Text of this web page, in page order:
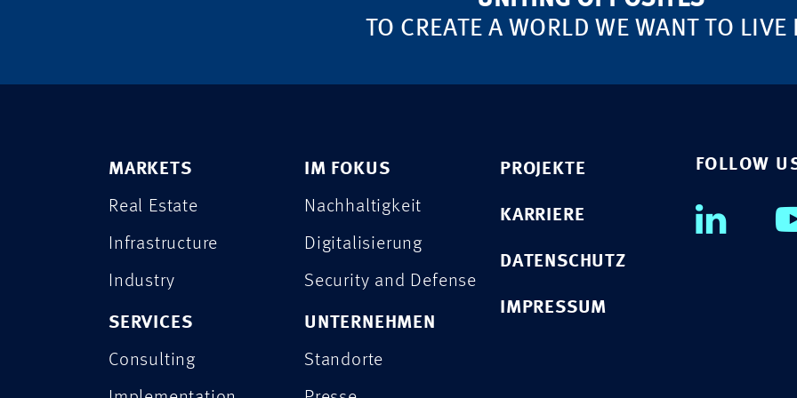
TO CREATE A WORLD WE WANT TO LIVE
MARKETS
Real Estate
Infrastructure
Industry
SERVICES
Consulting
IM FOKUS
Nachhaltigkeit
Digitalisierung
Security and Defense
UNTERNEHMEN
Standorte
PROJEKTE
KARRIERE
DATENSCHUTZ
IMPRESSUM
FOLLOW